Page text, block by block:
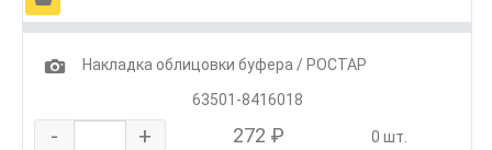
1
Накладка облицовки буфера / РОСТАР
63501-8416018
- + 272 ₽ 0 шт.